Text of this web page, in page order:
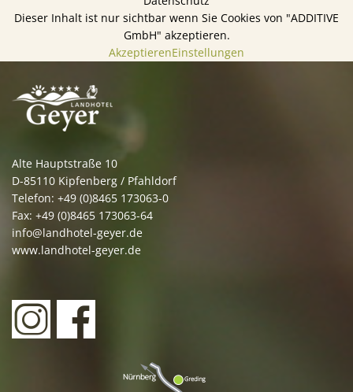
Dieser Inhalt ist nur sichtbar wenn Sie Cookies von "ADDITIVE
GmbH" akzeptieren.
AkzeptierenEinstellungen
Alte Hauptstraße 10
D-85110 Kipfenberg / Pfahldorf
Telefon: +49 (0)8465 173063-0
Fax: +49 (0)8465 173063-64
info@landhotel-geyer.de
www.landhotel-geyer.de